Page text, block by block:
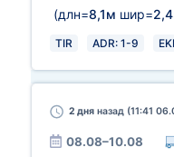
(длн=8,1м шир=
TIR ADR: 1-9
2 дня назад (11:41
08.08–10.08